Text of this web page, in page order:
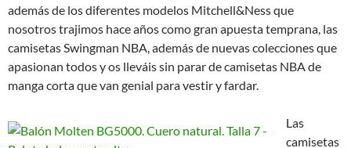
además de los diferentes modelos Mitchell&Ness que
nosotros trajimos hace años como gran apuesta temprana, las
camisetas Swingman NBA, además de nuevas colecciones que
apasionan todos y os lleváis sin parar de camisetas NBA de
manga corta que van genial para vestir y fardar.
Las
camisetas